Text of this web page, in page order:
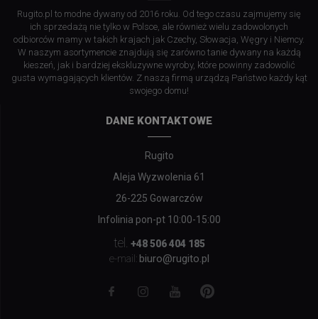
Rugito.pl to modne dywany od 2016 roku. Od tego czasu zajmujemy się
ich sprzedażą nie tylko w Polsce, ale również wielu zadowolonych
odbiorców mamy w takich krajach jak Czechy, Słowacja, Węgry i Niemcy.
W naszym asortymencie znajdują się zarówno tanie dywany na każdą
kieszeń, jak i bardziej ekskluzywne wyroby, które powinny zadowolić
gusta wymagających klientów. Z naszą firmą urządzą Państwo każdy kąt
swojego domu!
DANE KONTAKTOWE
Rugito
Aleja Wyzwolenia 61
26-225 Gowarczów
Infolinia pon-pt 10:00-15:00
tel. +48 506 404 185
e-mail: biuro@rugito.pl